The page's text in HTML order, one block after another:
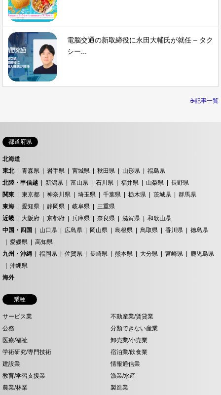
電脳交通の新取締役に永田大輔氏が就任 – タク
シー...
☕記事一覧
都道府県
北海道
東北
青森県 岩手県 宮城県 秋田県 山形県
福島県
北陸・甲信越
新潟県 富山県 石川県 福井県 山梨県
長野県
関東
東京都 神奈川県 埼玉県 千葉県 栃木県 茨城県
群馬県
東海
愛知県 静岡県 岐阜県
三重県
近畿
大阪府 京都府 兵庫県 奈良県 滋賀県
和歌山県
中国・四国
山口県 広島県 岡山県 島根県 鳥取県 香川県
徳島県
愛媛県
高知県
九州・沖縄
福岡県 佐賀県 長崎県 熊本県 大分県 宮崎県
鹿児島県
沖縄県
海外
業種
サービス業
不動産業/賃貸業
公務
分類できない産業
医療/福祉
卸売業/小売業
学術研究/専門技術
宿泊業/飲食業
建設業
情報通信業
教育/学習支援業
漁業/水産
農業/林業
製造業